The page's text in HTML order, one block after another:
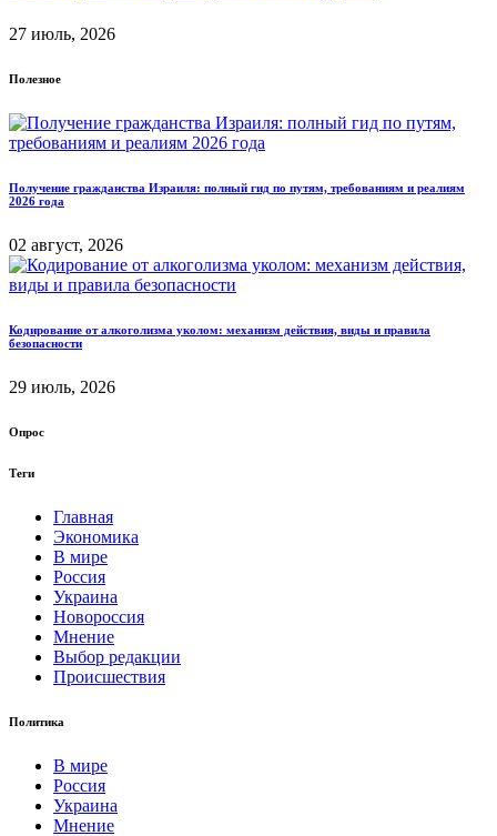
27 июль, 2026
Полезное
Получение гражданства Израиля: полный гид по путям, требованиям и реалиям
2026 года
02 август, 2026
Кодирование от алкоголизма уколом: механизм действия, виды и правила
безопасности
29 июль, 2026
Опрос
Теги
Главная
Экономика
В мире
Россия
Украина
Новороссия
Мнение
Выбор редакции
Происшествия
Политика
В мире
Россия
Украина
Мнение